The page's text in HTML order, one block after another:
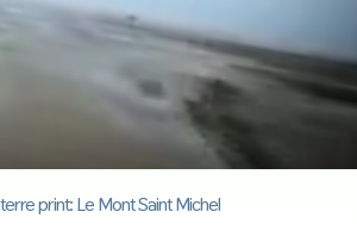
print: Le Mont Saint Michel